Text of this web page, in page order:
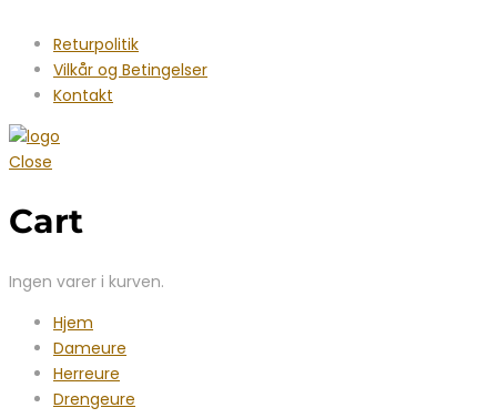
Returpolitik
Vilkår og Betingelser
Kontakt
Close
Cart
Ingen varer i kurven.
Hjem
Dameure
Herreure
Drengeure